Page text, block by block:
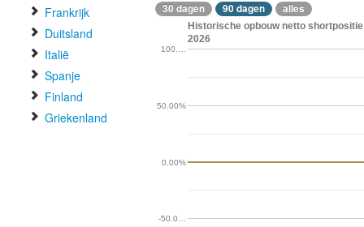
Frankrijk
Duitsland
Italië
Spanje
Finland
Griekenland
30 dagen 90 dagen alles
Historische opbouw netto
2026
-50.0…
0.00%
50.00%
100.…